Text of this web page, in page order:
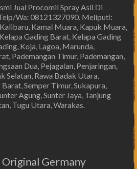
Jual Procomil Spray Asli Di
Wa: 08121327090. Meliputi:
Kamal Muara, Kapuk Muara,
Gading Barat, Kelapa Gading
Koja, Lagoa, Marunda,
Pademangan Timur, Pademangan,
Dua, Pejagalan, Penjaringan,
Selatan, Rawa Badak Utara,
Semper Timur, Sukapura,
Agung, Sunter Jaya, Tanjung
Tugu Utara, Warakas.
Germany